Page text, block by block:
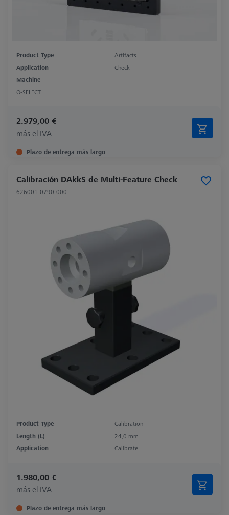
Product Type
Artifacts
Application
Check
Machine
O-SELECT
2.979,00 €
más el IVA
Plazo de entrega más largo
Calibración DAkkS de Multi-Feature Check
626001-0790-000
Product Type
Calibration
Length (L)
24,0 mm
Application
Calibrate
1.980,00 €
más el IVA
Plazo de entrega más largo